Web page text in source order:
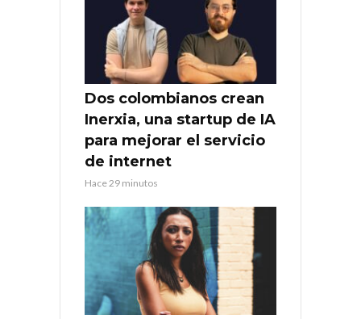
Dos colombianos crean
Inerxia, una startup de IA
para mejorar el servicio
de internet
Hace 29 minutos